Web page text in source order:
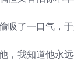
吸了一口气，
，我知道他永远